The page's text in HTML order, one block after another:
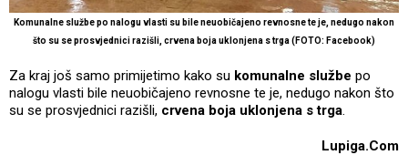
Komunalne službe po nalogu vlasti su bile neuobičajeno revnosne te je, nedugo nakon
što su se prosvjednici razišli, crvena boja uklonjena s trga (FOTO: Facebook)
Za kraj još samo primijetimo kako su komunalne službe po
nalogu vlasti bile neuobičajeno revnosne te je, nedugo nakon što
su se prosvjednici razišli, crvena boja uklonjena s trga.
Lupiga.Com